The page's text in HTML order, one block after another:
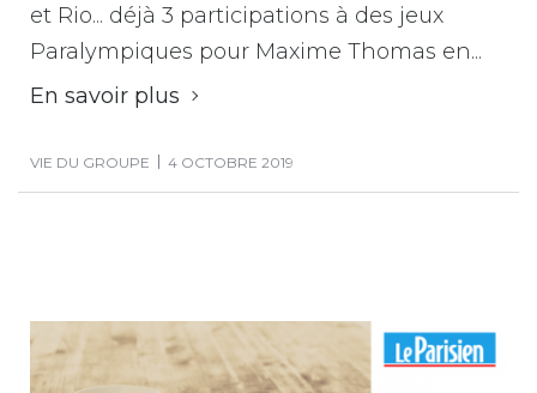
et Rio... déjà 3 participations à des jeux
Paralympiques pour Maxime Thomas en...
En savoir plus
VIE DU GROUPE 4 OCTOBRE 2019